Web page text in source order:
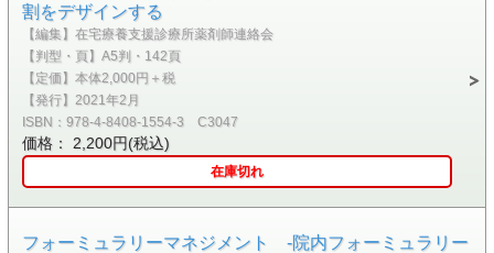
割をデザインする
【編集】在宅療養支援診療所薬剤師連絡会
【判型・頁】A5判・142頁
【定価】本体2,000円＋税
【発行】2021年2月
ISBN：978-4-8408-1554-3 C3047
価格： 2,200円(税込)
在庫切れ
フォーミュラリーマネジメント -院内フォーミュラリー